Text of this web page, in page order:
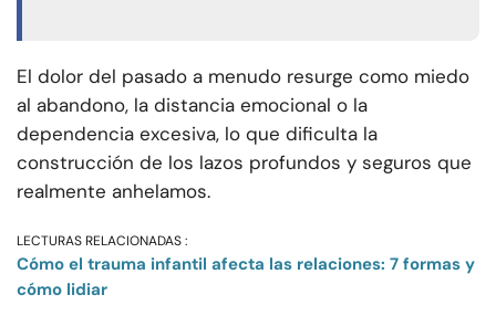
El dolor del pasado a menudo resurge como miedo
al abandono, la distancia emocional o la
dependencia excesiva, lo que dificulta la
construcción de los lazos profundos y seguros que
realmente anhelamos.
LECTURAS RELACIONADAS :
Cómo el trauma infantil afecta las relaciones: 7 formas y
cómo lidiar